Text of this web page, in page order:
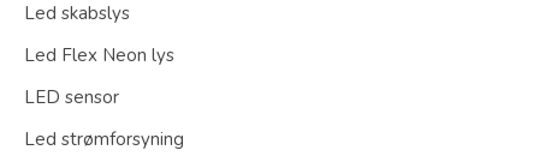
Led skabslys
Led Flex Neon lys
LED sensor
Led strømforsyning